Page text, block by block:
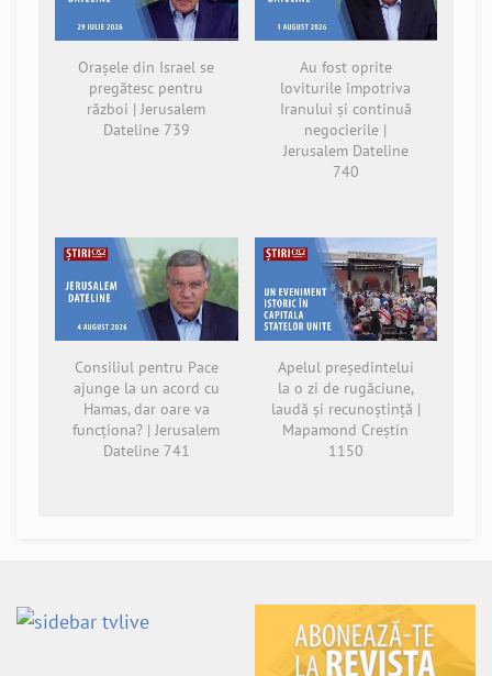
Orașele din Israel se
pregătesc pentru
război | Jerusalem
Dateline 739
Au fost oprite
loviturile împotriva
Iranului și continuă
negocierile |
Jerusalem Dateline
740
Consiliul pentru Pace
ajunge la un acord cu
Hamas, dar oare va
funcționa? | Jerusalem
Dateline 741
Apelul președintelui
la o zi de rugăciune,
laudă și recunoștință |
Mapamond Creștin
1150